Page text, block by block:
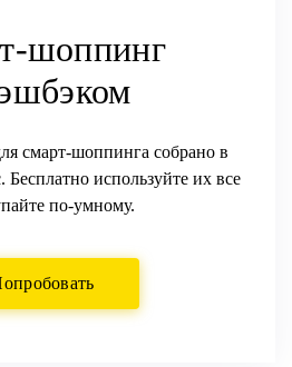
шоппинг
смарт-шоппинга собрано в
Бесплатно используйте их все
по-умному.